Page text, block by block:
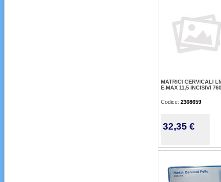
MATRICI CERVICALI
E.MAX 11,5 INCISIVI
Codice: 2308659
32,35 €